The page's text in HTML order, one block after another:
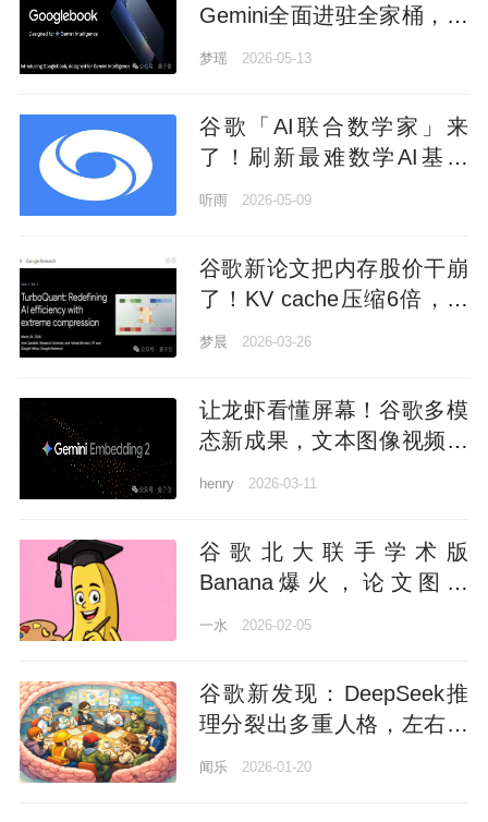
Gemini全面进驻全家桶，连
鼠标都AI上了
梦瑶 2026-05-13
谷歌「AI联合数学家」来
了！刷新最难数学AI基准
SOTA，牛津教授用它解开
听雨 2026-05-09
谷歌新论文把内存股价干崩
了！KV cache压缩6倍，网
友：硅谷成真了 profile-
梦晨 2026-03-26
让龙虾看懂屏幕！谷歌多模
态新成果，文本图像视频音
henry 2026-03-11
谷歌北大联手学术版
Banana爆火，论文图表
100%精确生成
一水 2026-02-05
谷歌新发现：DeepSeek推
理分裂出多重人格，左右脑
互搏越来越聪明
闻乐 2026-01-20